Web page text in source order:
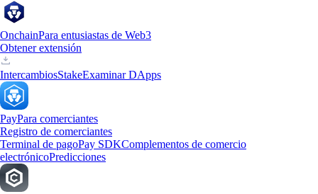
OnchainPara entusiastas de Web3
Obtener extensión
IntercambiosStakeExaminar DApps
PayPara comerciantes
Registro de comerciantes
Terminal de pagoPay SDKComplementos de comercio
electrónicoPredicciones